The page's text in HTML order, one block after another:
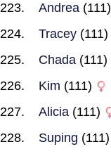
Andrea (111)
Tracey (111)
Chada (111)
Kim (111)
Alicia (111)
Suping (111)